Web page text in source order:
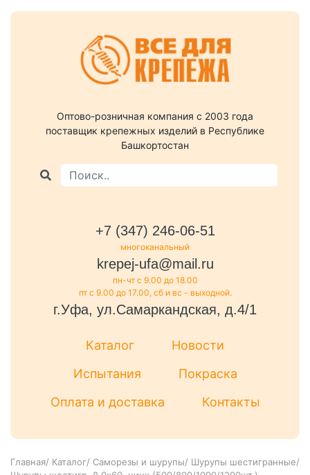
Оптово-розничная компания c 2003 года
поставщик крепежных изделий в Республике
Башкортостан
+7 (347) 246-06-51
многоканальный
krepej-ufa@mail.ru
пн-чт с 9.00 до 18.00
пт с 9.00 до 17.00, сб и вс - выходной.
г.Уфа, ул.Самаркандская, д.4/1
Каталог
Новости
Испытания
Покраска
Оплата и доставка
Контакты
Главная/ Каталог/ Саморезы и шурупы/ Шурупы шестигранные/